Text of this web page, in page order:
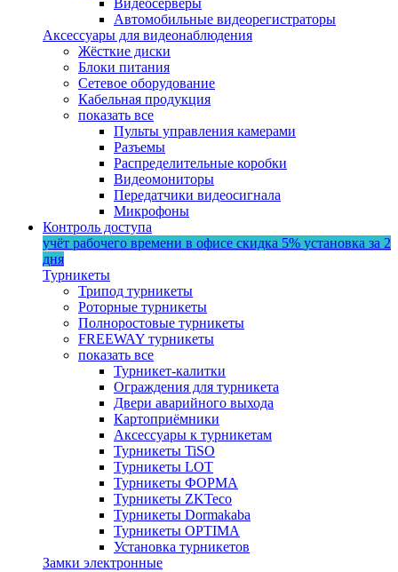
Автомобильные видеорегистраторы
Аксессуары для видеонаблюдения
Жёсткие диски
Блоки питания
Сетевое оборудование
Кабельная продукция
показать все
Пульты управления камерами
Разъемы
Распределительные коробки
Видеомониторы
Передатчики видеосигнала
Микрофоны
Контроль доступа
учёт рабочего времени в офисе скидка 5% установка за 2
дня
Турникеты
Трипод турникеты
Роторные турникеты
Полноростовые турникеты
FREEWAY турникеты
показать все
Турникет-калитки
Ограждения для турникета
Двери аварийного выхода
Картоприёмники
Аксессуары к турникетам
Турникеты TiSO
Турникеты LOT
Турникеты ФОРМА
Турникеты ZKTeco
Турникеты Dormakaba
Турникеты OPTIMA
Установка турникетов
Замки электронные